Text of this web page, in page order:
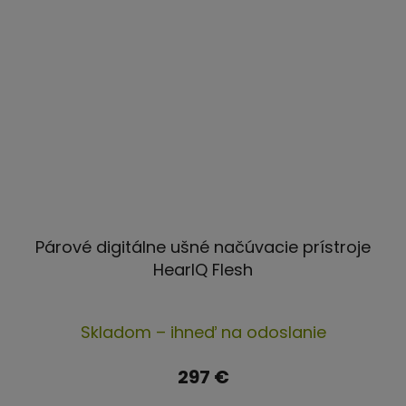
Párové digitálne ušné načúvacie prístroje
HearIQ Flesh
hodnotenie
produktu
Skladom – ihneď na odoslanie
297 €